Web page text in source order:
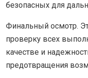
безопасных для
Финальный осмотр.
проверку всех
качестве и
предотвращения